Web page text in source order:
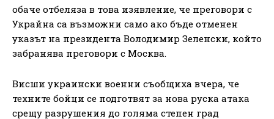
обаче отбеляза в това изявление, че преговори с
Украйна са възможни само ако бъде отменен
указът на президента Володимир Зеленски, който
забранява преговори с Москва.
Висши украински военни съобщиха вчера, че
техните бойци се подготвят за нова руска атака
срещу разрушения до голяма степен град